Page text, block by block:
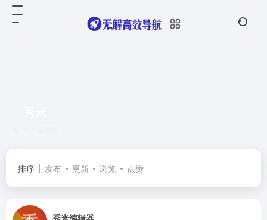
排序 发布 更新 浏览 点赞
秀米编辑器